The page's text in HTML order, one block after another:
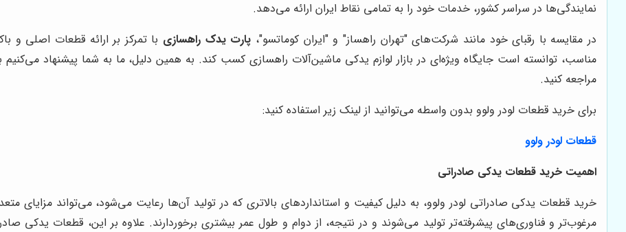
نمایندگی‌ها در سراسر کشور، خدمات خود را به تمامی نقاط ایران ارائه می‌دهد.
در مقایسه با رقبای خود مانند شرکت‌های "تهران راهساز" و "ایران کوماتسو"، پارت یدک راهسازی با تمرکز بر ارائه قطعات
مناسب، توانسته است جایگاه ویژه‌ای در بازار لوازم یدکی ماشین‌آلات راهسازی کسب کند. به همین دلیل، ما به شما پیشنهاد می‌کنیم
مراجعه کنید.
برای خرید قطعات لودر ولوو بدون واسطه می‌توانید از لینک زیر استفاده کنید:
قطعات لودر ولوو
اهمیت خرید قطعات یدکی صادراتی
خرید قطعات یدکی صادراتی لودر ولوو، به دلیل کیفیت و استانداردهای بالاتری که در تولید آن‌ها رعایت می‌شود، می‌تواند مزایای
مرغوب‌تر و فناوری‌های پیشرفته‌تر تولید می‌شوند و در نتیجه، از دوام و طول عمر بیشتری برخوردارند. علاوه بر این، قطعات یدکی